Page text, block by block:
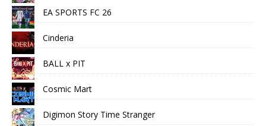
EA SPORTS FC 26
Cinderia
BALL x PIT
Cosmic Mart
Digimon Story Time Stranger